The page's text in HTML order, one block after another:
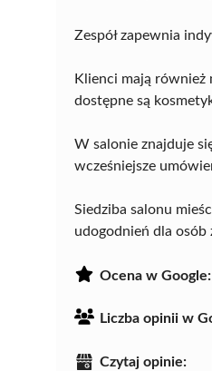
Zespół zapewnia
Klienci mają również
dostępne są
W salonie znajduje
wcześniejsze
Siedziba salonu
udogodnień dla osób
Ocena w Google:
Liczba opinii w
Czytaj opinie: